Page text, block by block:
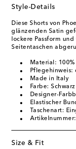
Style-Details
Diese Shorts von
glänzenden Satin
lockere Passform
Seitentaschen
Material: 100%
Pflegehinweis:
Made in Italy
Farbe: Schwarz
Designer-
Elastischer
Taschenart:
Size & Fit